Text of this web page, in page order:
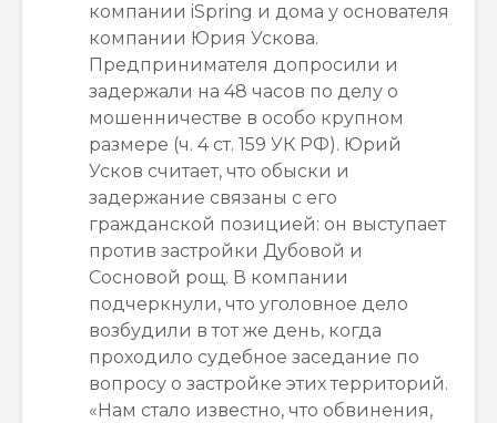
компании iSpring и дома у основателя
компании Юрия Ускова.
Предпринимателя допросили и
задержали на 48 часов по делу о
мошенничестве в особо крупном
размере (ч. 4 ст. 159 УК РФ). Юрий
Усков считает, что обыски и
задержание связаны с его
гражданской позицией: он выступает
против застройки Дубовой и
Сосновой рощ. В компании
подчеркнули, что уголовное дело
возбудили в тот же день, когда
проходило судебное заседание по
вопросу о застройке этих территорий.
«Нам стало известно, что обвинения,